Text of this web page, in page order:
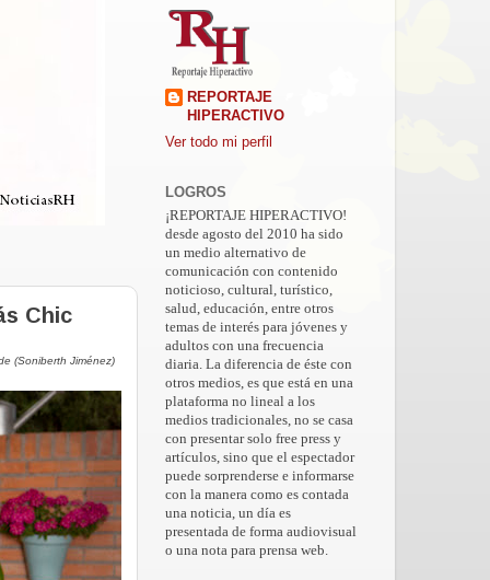
Chic
(Soniberth Jiménez)
REPORTAJE
HIPERACTIVO
Ver todo mi perfil
LOGROS
¡REPORTAJE HIPERACTIVO!
desde agosto del 2010 ha sido
un medio alternativo de
comunicación con contenido
noticioso, cultural, turístico,
salud, educación, entre otros
temas de interés para jóvenes y
adultos con una frecuencia
diaria. La diferencia de éste con
otros medios, es que está en una
plataforma no lineal a los
medios tradicionales, no se casa
con presentar solo free press y
artículos, sino que el espectador
puede sorprenderse e informarse
con la manera como es contada
una noticia, un día es
presentada de forma audiovisual
o una nota para prensa web.